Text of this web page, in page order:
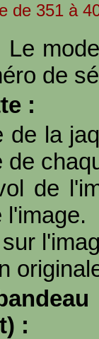
de 351 à
Le
de
:
de la
de
de
l'image.
: